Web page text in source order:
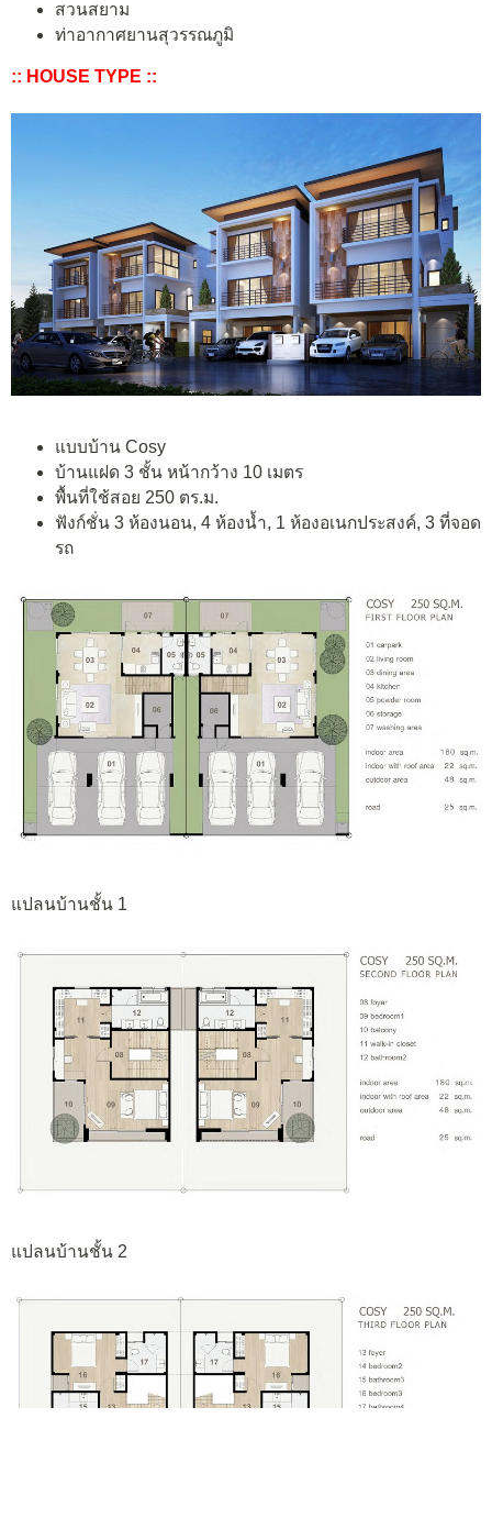
สวนสยาม
ท่าอากาศยานสุวรรณภูมิ
:: HOUSE TYPE ::
แบบบ้าน Cosy
บ้านแฝด 3 ชั้น หน้ากว้าง 10 เมตร
พื้นที่ใช้สอย 250 ตร.ม.
ฟังก์ชั่น 3 ห้องนอน, 4 ห้องน้ำ, 1 ห้องอเนกประสงค์, 3 ที่จอด
รถ
แปลนบ้านชั้น 1
แปลนบ้านชั้น 2